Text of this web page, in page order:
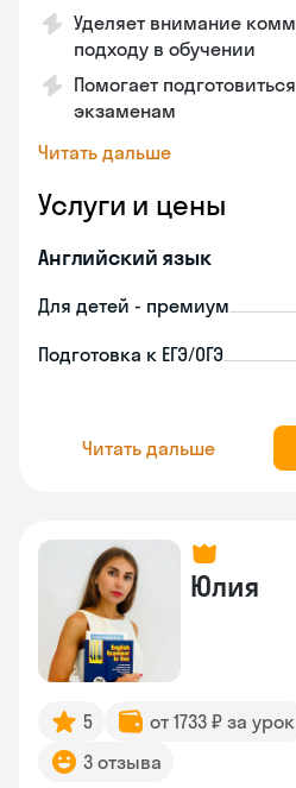
Уделяет внимание
подходу в обучении
Помогает
экзаменам
Читать дальше
Услуги и цены
Английский язык
Для детей - премиум
Подготовка к ЕГЭ/ОГЭ
Читать дальше
Юлия
5 от 1733 ₽ за урок
3 отзыва